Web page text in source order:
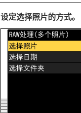
设定选择照片的方式。